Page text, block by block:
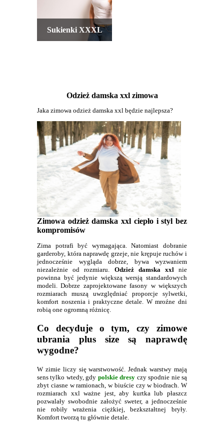
Sukienki XXXL
Odzież damska xxl zimowa
Jaka zimowa odzież damska xxl będzie najlepsza?
Zimowa odzież damska xxl ciepło i styl bez
kompromisów
Zima potrafi być wymagająca. Natomiast dobranie
garderoby, która naprawdę grzeje, nie krępuje ruchów i
jednocześnie wygląda dobrze, bywa wyzwaniem
niezależnie od rozmiaru. Odzież damska xxl nie
powinna być jedynie większą wersją standardowych
modeli. Dobrze zaprojektowane fasony w większych
rozmiarach muszą uwzględniać proporcje sylwetki,
komfort noszenia i praktyczne detale. W mroźne dni
robią one ogromną różnicę.
Co decyduje o tym, czy zimowe
ubrania plus size są naprawdę
wygodne?
W zimie liczy się warstwowość. Jednak warstwy mają
sens tylko wtedy, gdy polskie dresy czy spodnie nie są
zbyt ciasne w ramionach, w biuście czy w biodrach. W
rozmiarach xxl ważne jest, aby kurtka lub płaszcz
pozwalały swobodnie założyć sweter, a jednocześnie
nie robiły wrażenia ciężkiej, bezkształtnej bryły.
Komfort tworzą tu głównie detale.